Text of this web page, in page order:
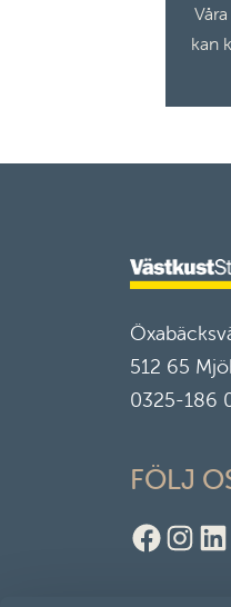
kan
512 65
0325-186
FÖLJ